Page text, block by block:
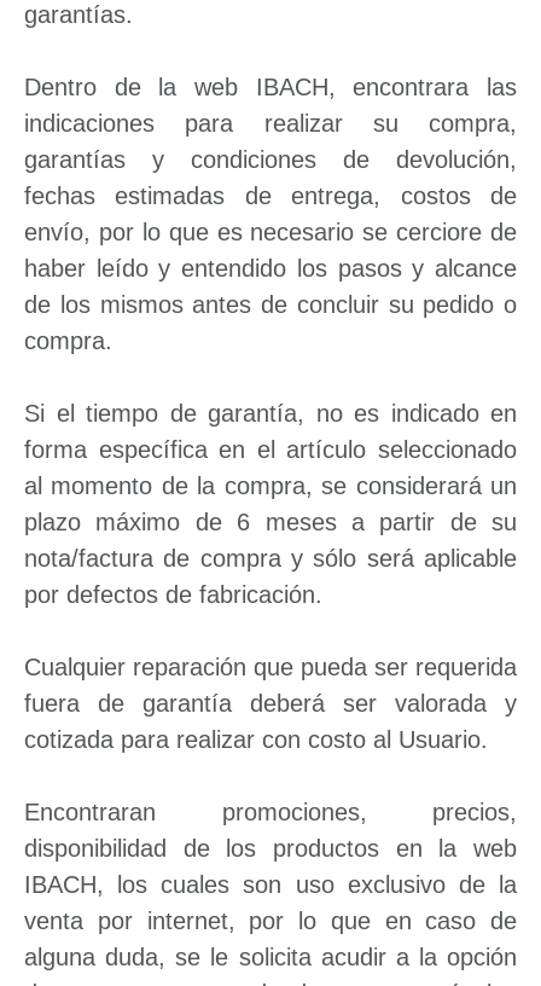
garantías.
Dentro de la web IBACH, encontrara las
indicaciones para realizar su compra,
garantías y condiciones de devolución,
fechas estimadas de entrega, costos de
envío, por lo que es necesario se cerciore de
haber leído y entendido los pasos y alcance
de los mismos antes de concluir su pedido o
compra.
Si el tiempo de garantía, no es indicado en
forma específica en el artículo seleccionado
al momento de la compra, se considerará un
plazo máximo de 6 meses a partir de su
nota/factura de compra y sólo será aplicable
por defectos de fabricación.
Cualquier reparación que pueda ser requerida
fuera de garantía deberá ser valorada y
cotizada para realizar con costo al Usuario.
Encontraran promociones, precios,
disponibilidad de los productos en la web
IBACH, los cuales son uso exclusivo de la
venta por internet, por lo que en caso de
alguna duda, se le solicita acudir a la opción